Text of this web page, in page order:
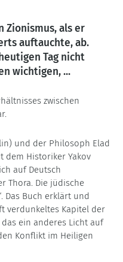
Zionismus, als er
auftauchte, ab.
Tag nicht
wichtigen, ...
zwischen
und der Philosoph Elad
Historiker Yakov
auf Deutsch
Thora. Die jüdische
Das Buch erklärt und
verdunkeltes Kapitel der
ein anderes Licht auf
Konflikt im Heiligen